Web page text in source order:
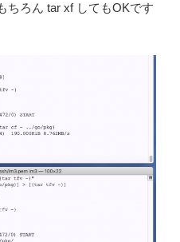
ちろん tar xf してもOKです